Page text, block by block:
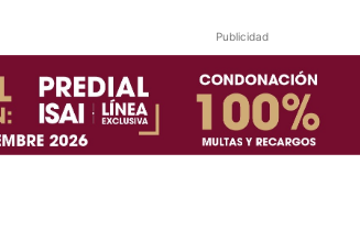
Publicidad